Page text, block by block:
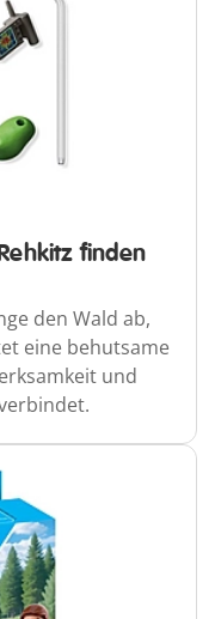
finden
den Wald ab,
eine behutsame
und